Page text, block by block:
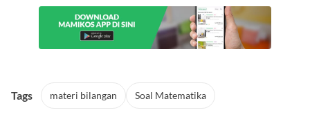
Tags materi bilangan Soal Matematika